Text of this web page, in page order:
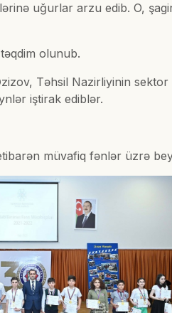
uğurlar arzu edib. O,
olunub.
Təhsil Nazirliyinin sektor
iştirak ediblər.
müvafiq fənlər üzrə